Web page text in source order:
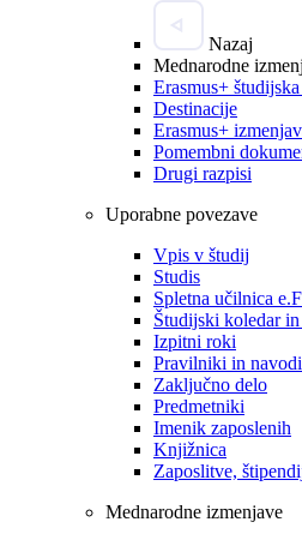
Nazaj
Mednarodne
Erasmus+
Destinacije
Erasmus+
Pomembni
Drugi razpisi
Uporabne povezave
Vpis v študij
Studis
Spletna učilnica
Študijski koledar
Izpitni roki
Pravilniki in
Zaključno delo
Predmetniki
Imenik zaposlenih
Knjižnica
Zaposlitve,
Mednarodne izmenjave